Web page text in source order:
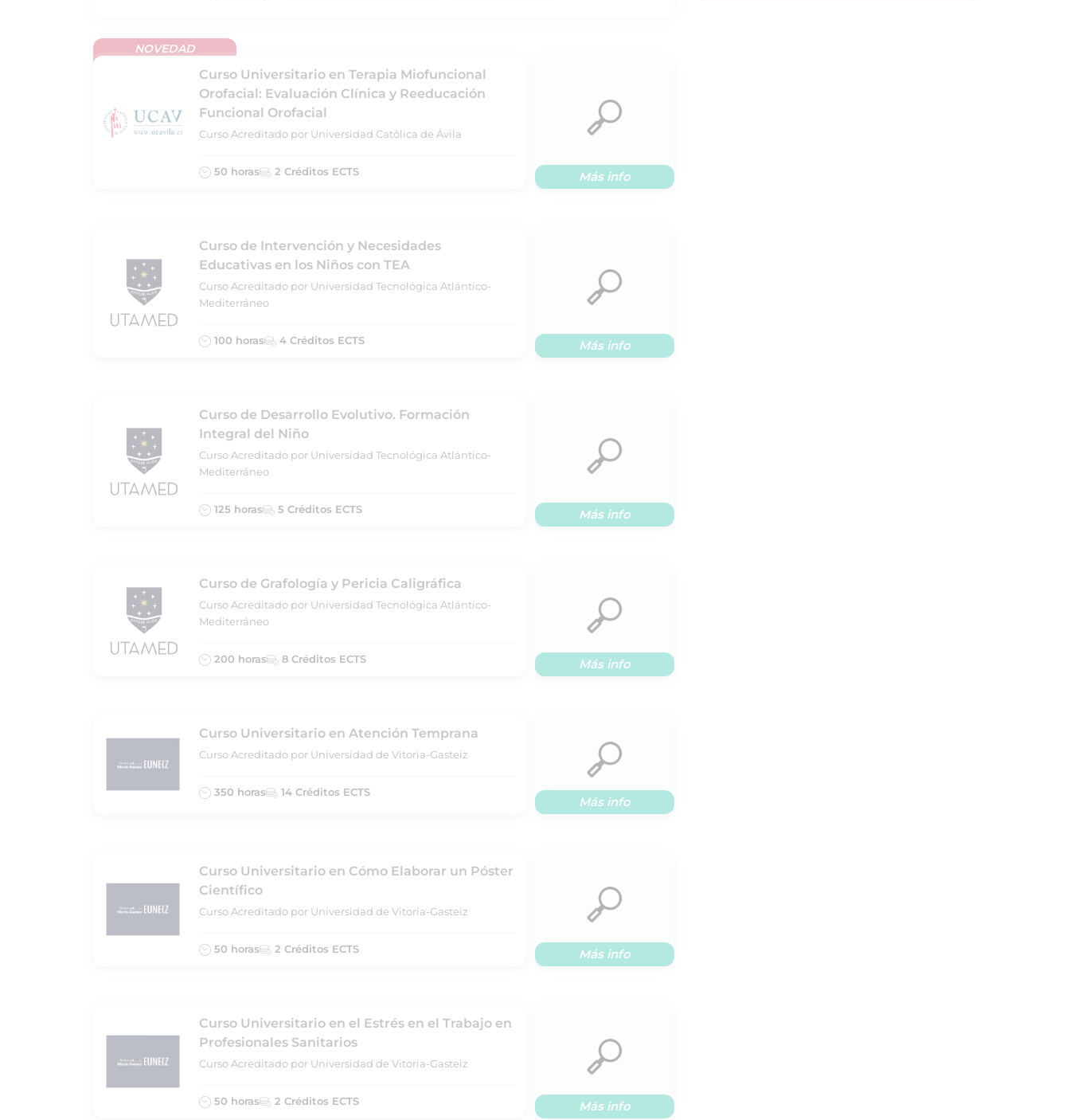
NOVEDAD
Curso Universitario en Terapia Miofuncional
Orofacial: Evaluación Clínica y Reeducación
Funcional Orofacial
Curso Acreditado por Universidad Católica de Ávila
50 horas 2 Créditos ECTS Más info
Curso de Intervención y Necesidades
Educativas en los Niños con TEA
Curso Acreditado por Universidad Tecnológica Atlántico-
Mediterráneo
100 horas 4 Créditos ECTS Más info
Curso de Desarrollo Evolutivo. Formación
Integral del Niño
Curso Acreditado por Universidad Tecnológica Atlántico-
Mediterráneo
125 horas 5 Créditos ECTS Más info
Curso de Grafología y Pericia Caligráfica
Curso Acreditado por Universidad Tecnológica Atlántico-
Mediterráneo
200 horas 8 Créditos ECTS Más info
Curso Universitario en Atención Temprana
Curso Acreditado por Universidad de Vitoria-Gasteiz
350 horas 14 Créditos ECTS
Más info
Curso Universitario en Cómo Elaborar un Póster
Científico
Curso Acreditado por Universidad de Vitoria-Gasteiz
50 horas 2 Créditos ECTS Más info
Curso Universitario en el Estrés en el Trabajo en
Profesionales Sanitarios
Curso Acreditado por Universidad de Vitoria-Gasteiz
50 horas 2 Créditos ECTS Más info